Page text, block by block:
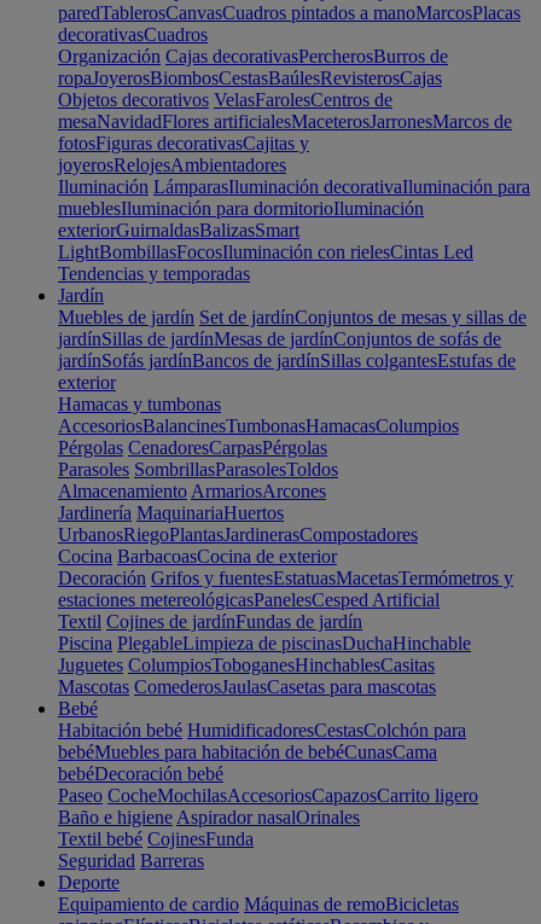
paredTablerosCanvasCuadros pintados a manoMarcosPlacas
decorativasCuadros
Organización Cajas decorativasPercherosBurros de
ropaJoyerosBiombosCestasBaúlesRevisterosCajas
Objetos decorativos VelasFarolesCentros de
mesaNavidadFlores artificialesMaceterosJarronesMarcos de
fotosFiguras decorativasCajitas y
joyerosRelojesAmbientadores
Iluminación LámparasIluminación decorativaIluminación para
mueblesIluminación para dormitorioIluminación
exteriorGuirnaldasBalizasSmart
LightBombillasFocosIluminación con rielesCintas Led
Tendencias y temporadas
Jardín
Muebles de jardín Set de jardínConjuntos de mesas y sillas de
jardínSillas de jardínMesas de jardínConjuntos de sofás de
jardínSofás jardínBancos de jardínSillas colgantesEstufas de
exterior
Hamacas y tumbonas
AccesoriosBalancinesTumbonasHamacasColumpios
Pérgolas CenadoresCarpasPérgolas
Parasoles SombrillasParasolesToldos
Almacenamiento ArmariosArcones
Jardinería MaquinariaHuertos
UrbanosRiegoPlantasJardinerasCompostadores
Cocina BarbacoasCocina de exterior
Decoración Grifos y fuentesEstatuasMacetasTermómetros y
estaciones metereológicasPanelesCesped Artificial
Textil Cojines de jardínFundas de jardín
Piscina PlegableLimpieza de piscinasDuchaHinchable
Juguetes ColumpiosToboganesHinchablesCasitas
Mascotas ComederosJaulasCasetas para mascotas
Bebé
Habitación bebé HumidificadoresCestasColchón para
bebéMuebles para habitación de bebéCunasCama
bebéDecoración bebé
Paseo CocheMochilasAccesoriosCapazosCarrito ligero
Baño e higiene Aspirador nasalOrinales
Textil bebé CojinesFunda
Seguridad Barreras
Deporte
Equipamiento de cardio Máquinas de remoBicicletas